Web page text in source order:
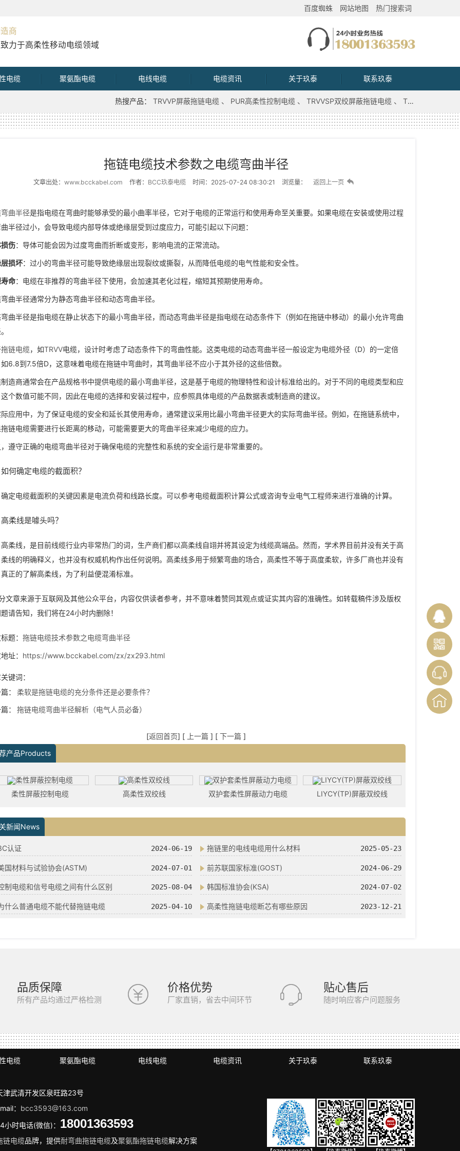
热门搜索词
网站地图
百度蜘蛛
商
力于高柔性移动电缆领域
电缆 聚氨酯电缆 电线电缆 电缆资讯 关于玖泰 联系玖泰
热搜产品： TRVVP屏蔽拖链电缆 PUR高柔性控制电缆 TRVVSP双绞屏蔽拖链电缆 TRVV拖链电缆
拖链电缆技术参数之电缆弯曲半径
文章出处： www.bcckabel.com 作者： BCC玖泰电缆 时间：2025-07-24 08:30:21 浏览量： 返回上一页
曲半径是指电缆在弯曲时能够承受的最小曲率半径，它对于电缆的正常运行和使用寿命至关重要。如果电缆在安装或使用过程
半径过小，会导致电缆内部导体或绝缘层受到过度应力，可能引起以下问题：
伤：导体可能会因为过度弯曲而折断或变形，影响电流的正常流动。
损坏：过小的弯曲半径可能导致绝缘层出现裂纹或撕裂，从而降低电缆的电气性能和安全性。
命：电缆在非推荐的弯曲半径下使用，会加速其老化过程，缩短其预期使用寿命。
曲半径通常分为静态弯曲半径和动态弯曲半径。
曲半径是指电缆在静止状态下的最小弯曲半径，而动态弯曲半径是指电缆在动态条件下（例如在拖链中移动）的最小允许弯曲
拖链电缆，如TRVV电缆，设计时考虑了动态条件下的弯曲性能。这类电缆的动态弯曲半径一般设定为电缆外径（D）的一定倍
6.8到7.5倍D，这意味着电缆在拖链中弯曲时，其弯曲半径不应小于其外径的这些倍数。
造商通常会在产品规格书中提供电缆的最小弯曲半径，这是基于电缆的物理特性和设计标准给出的。对于不同的电缆类型和应
个数值可能不同，因此在电缆的选择和安装过程中，应参照具体电缆的产品数据表或制造商的建议。
应用中，为了保证电缆的安全和延长其使用寿命，通常建议采用比最小弯曲半径更大的实际弯曲半径。例如，在拖链系统中，
链电缆需要进行长距离的移动，可能需要更大的弯曲半径来减少电缆的应力。
遵守正确的电缆弯曲半径对于确保电缆的完整性和系统的安全运行是非常重要的。
如何确定电缆的截面积？
确定电缆截面积的关键因素是电流负荷和线路长度。可以参考电缆截面积计算公式或咨询专业电气工程师来进行准确的计算。
高柔线是噱头吗？
高柔线，是目前线缆行业内非常热门的词，生产商们都以高柔线自翊并将其设定为线缆高端品。然而，学术界目前并没有关于高
柔线的明确释义，也并没有权威机构作出任何说明。高柔线多用于频繁弯曲的场合，高柔性不等于高度柔软，许多厂商也并没有
真正的了解高柔线，为了利益便混淆标准。
文章来源于互联网及其他公众平台，内容仅供读者参考，并不意味着赞同其观点或证实其内容的准确性。如转载稿件涉及版权
请告知，我们将在24小时内删除！
题： 拖链电缆技术参数之电缆弯曲半径
址： https://www.bcckabel.com/zx/zx293.html
键词：
：
柔软是拖链电缆的充分条件还是必要条件？
：
拖链电缆弯曲半径解析（电气人员必备）
[返回首页] [ 上一篇 ] [ 下一篇 ]
产品Products
柔性屏蔽控制电缆 高柔性双绞线 双护套柔性屏蔽动力电缆 LIYCY(TP)屏蔽双绞线
新闻News
认证 2024-06-19 拖链里的电线电缆用什么材料 2025-05-23
国材料与试验协会(ASTM) 2024-07-01 前苏联国家标准(GOST) 2024-06-29
制电缆和信号电缆之间有什么区别 2025-08-04 韩国标准协会(KSA) 2024-07-02
什么普通电缆不能代替拖链电缆 2025-04-10 高柔性拖链电缆断芯有哪些原因 2023-12-21
品质保障
所有产品均通过严格检测
价格优势
厂家直销，省去中间环节
贴心售后
随时响应客户问题服务
电缆 聚氨酯电缆 电线电缆 电缆资讯 关于玖泰 联系玖泰
津武清开发区泉旺路23号
： bcc3593@163.com
小时电话(微信)： 18001363593
链电缆品牌，提供耐弯曲拖链电缆及聚氨酯拖链电缆解决方案